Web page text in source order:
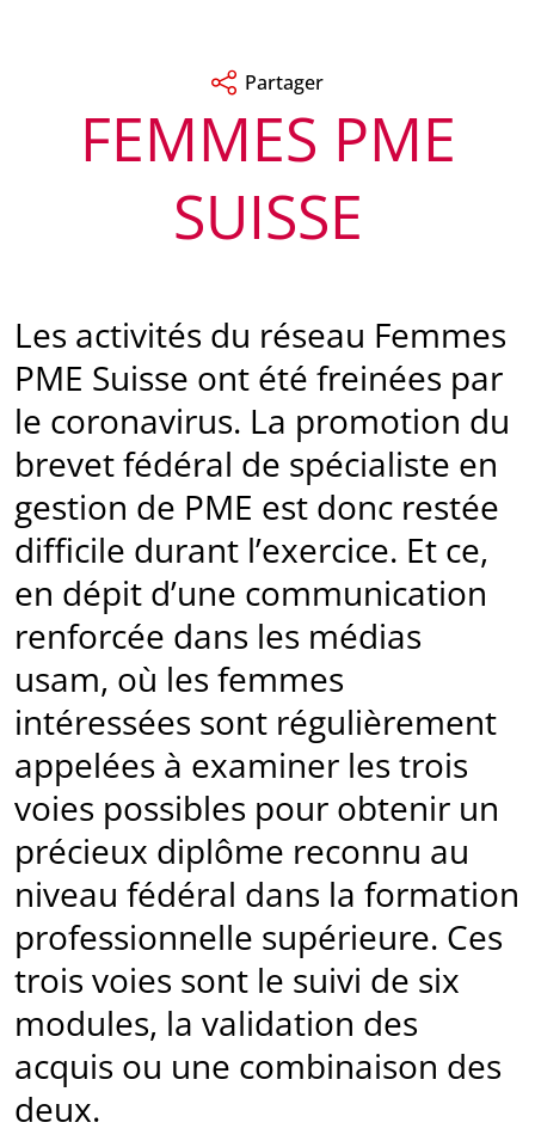
Partager
FEMMES PME
SUISSE
Les activités du réseau Femmes
PME Suisse ont été freinées par
le coronavirus. La promotion du
brevet fédéral de spécialiste en
gestion de PME est donc restée
difficile durant l’exercice. Et ce,
en dépit d’une communication
renforcée dans les médias
usam, où les femmes
intéressées sont régulièrement
appelées à examiner les trois
voies possibles pour obtenir un
précieux diplôme reconnu au
niveau fédéral dans la formation
professionnelle supérieure. Ces
trois voies sont le suivi de six
modules, la validation des
acquis ou une combinaison des
deux.